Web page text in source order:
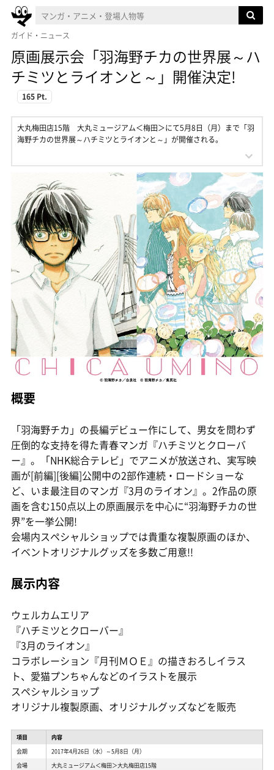
ガイド・ニュース
原画展示会「羽海野チカの世界展～ハ
チミツとライオンと～」開催決定!
165 Pt.
大丸梅田店15階 大丸ミュージアム＜梅田＞にて5月8日（月）まで「羽
海野チカの世界展～ハチミツとライオンと～」が開催される。
概要
「羽海野チカ」の長編デビュー作にして、男女を問わず
圧倒的な支持を得た青春マンガ『ハチミツとクローバ
ー』。「NHK総合テレビ」でアニメが放送され、実写映
画が[前編][後編]公開中の2部作連続・ロードショーな
ど、いま最注目のマンガ『3月のライオン』。2作品の原
画を含む150点以上の原画展示を中心に“羽海野チカの世
界”を一挙公開!
会場内スペシャルショップでは貴重な複製原画のほか、
イベントオリジナルグッズを多数ご用意!!
展示内容
ウェルカムエリア
『ハチミツとクローバー』
『3月のライオン』
コラボレーション『月刊ＭＯＥ』の描きおろしイラス
ト、愛猫プンちゃんなどのイラストを展示
スペシャルショップ
オリジナル複製原画、オリジナルグッズなどを販売
項目
内容
会期
2017年4月26日（水）～5月8日（月）
会場
大丸ミュージアム＜梅田＞大丸梅田店15階